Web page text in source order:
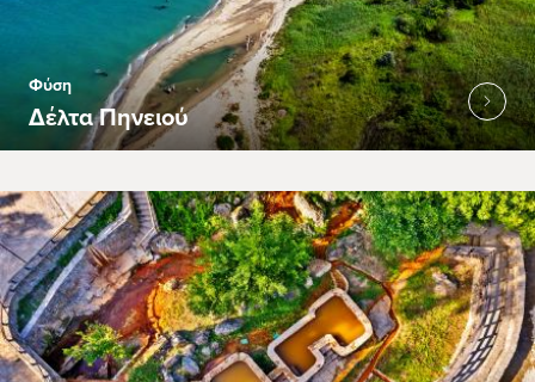
Φύση
Δέλτα Πηνειού